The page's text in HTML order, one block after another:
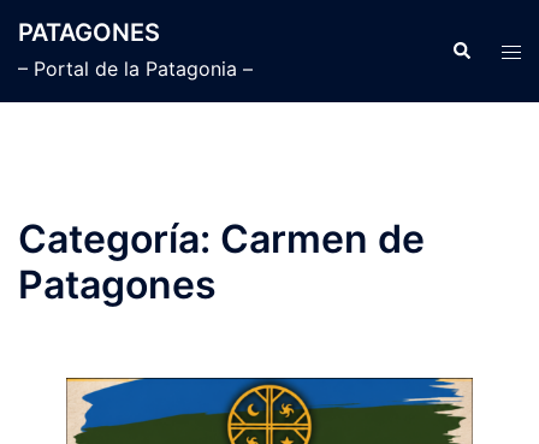
contenido
PATAGONES
– Portal de la Patagonia –
Buscar
Categoría: Carmen de
Patagones